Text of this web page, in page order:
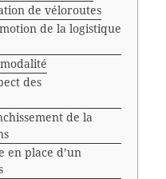
de véloroutes
de la logistique
des
de la
en place d’un